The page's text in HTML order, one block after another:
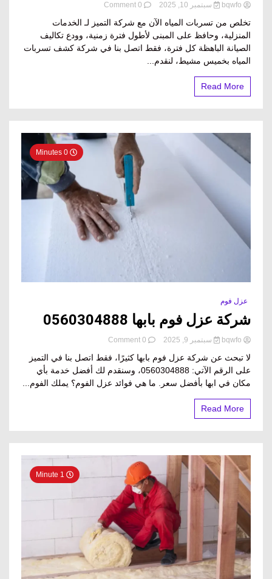
سبتمبر 10, 2025 0 Comment
on
تسربات
المياه
بخميس
تخلص من تسربات المياه الآن مع شركة التميز لـ الخدمات
المنزلية، وحافظ على المبنى لأطول فترة زمنية، وودع تكاليف
الصيانة الباهظة كل فترة، فقط اتصل بنا في شركة كشف تسربات
المياه بخميس مشيط، لنقدم...
Read More
عزل فوم
شركة عزل فوم بابها 0560304888
سبتمبر 9, 2025 0 Comment
on
عزل
فوم
بابها
لا تبحث عن شركة عزل فوم بابها كثيرًا، فقط اتصل بنا في التميز
على الرقم الآتي: 0560304888، وسنقدم لك أفضل خدمة بأي
مكان في ابها بأفضل سعر. ما هي فوائد عزل الفوم؟ يملك الفوم...
Read More